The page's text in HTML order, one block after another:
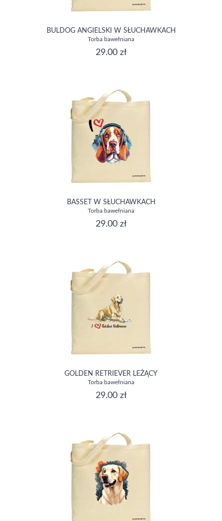
BULDOG ANGIELSKI W SŁUCHAWKACH
Torba bawełniana
29.00 zł
BASSET W SŁUCHAWKACH
Torba bawełniana
29.00 zł
GOLDEN RETRIEVER LEŻĄCY
Torba bawełniana
29.00 zł